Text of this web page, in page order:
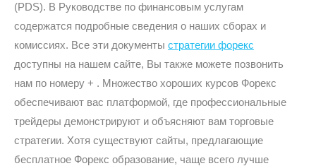
(PDS). В Руководстве по финансовым услугам
содержатся подробные сведения о наших сборах и
комиссиях. Все эти документы стратегии форекс
доступны на нашем сайте, Вы также можете позвонить
нам по номеру + . Множество хороших курсов Форекс
обеспечивают вас платформой, где профессиональные
трейдеры демонстрируют и объясняют вам торговые
стратегии. Хотя существуют сайты, предлагающие
бесплатное Форекс образование, чаще всего лучше